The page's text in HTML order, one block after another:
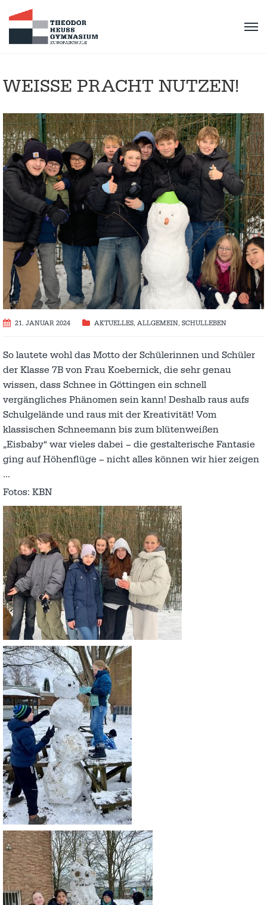
WEISSE PRACHT NUTZEN!
21. JANUAR 2024 AKTUELLES, ALLGEMEIN, SCHULLEBEN
So lautete wohl das Motto der Schülerinnen und Schüler
der Klasse 7B von Frau Koebernick, die sehr genau
wissen, dass Schnee in Göttingen ein schnell
vergängliches Phänomen sein kann! Deshalb raus aufs
Schulgelände und raus mit der Kreativität! Vom
klassischen Schneemann bis zum blütenweißen
„Eisbaby“ war vieles dabei – die gestalterische Fantasie
ging auf Höhenflüge – nicht alles können wir hier zeigen
…
Fotos: KBN